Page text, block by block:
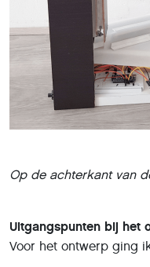
Op de achterkant van
Uitgangspunten bij het
Voor het ontwerp ging